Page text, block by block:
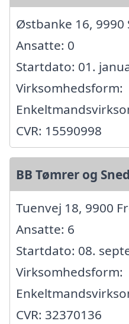
Østbanke 16, 9990
Ansatte: 0
Startdato: 01.
Virksomhedsform:
CVR: 15590998
BB Tømrer og
Tuenvej 18, 9900
Ansatte: 6
Startdato: 08.
Virksomhedsform:
CVR: 32370136